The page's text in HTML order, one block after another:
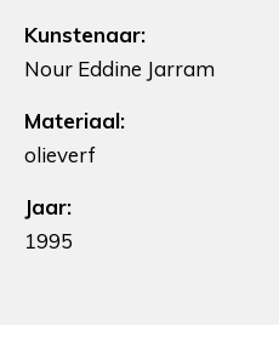
Kunstenaar:
Nour Eddine Jarram
Materiaal:
olieverf
Jaar:
1995